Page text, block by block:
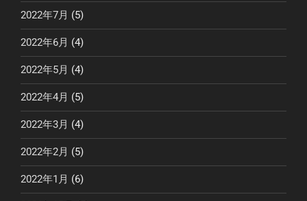
2022年7月 (5)
2022年6月 (4)
2022年5月 (4)
2022年4月 (5)
2022年3月 (4)
2022年2月 (5)
2022年1月 (6)